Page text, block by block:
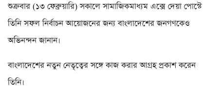
শুক্রবার (১৩ ফেব্রুয়ারি) সকালে সামাজিকমাধ্যম এক্সে দেয়া পোস্টে
তিনি সফল নির্বাচন আয়োজনের জন্য বাংলাদেশের জনগণকেও
অভিনন্দন জানান।
বাংলাদেশের নতুন নেতৃত্বের সঙ্গে কাজ করার আগ্রহ প্রকাশ করেন
তিনি।